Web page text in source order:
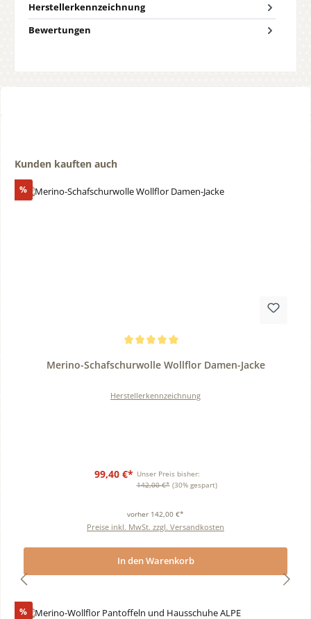
Herstellerkennzeichnung
Bewertungen
Produktgalerie überspringen
Kunden kauften auch
%Rabatt
Merino-Schafschurwolle Wollflor Damen-Jacke
Herstellerkennzeichnung
99,40 €* Unser Preis bisher:
142,00 €* (30% gespart)
vorher 142,00 €*
Preise inkl. MwSt. zzgl. Versandkosten
In den Warenkorb
%Rabatt